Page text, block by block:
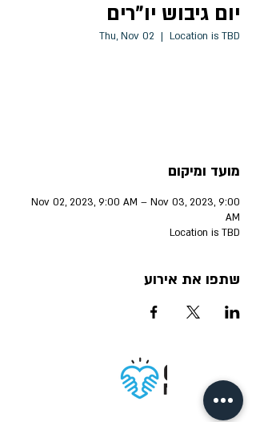
יום גיבוש יו"רים
Thu, Nov 02
  |
Location is TBD
מועד ומיקום
Nov 02, 2023, 9:00 AM – Nov 03, 2023, 9:00
AM
Location is TBD
שתפו את אירוע